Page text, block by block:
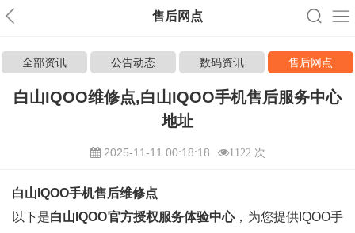
售后网点
全部资讯 公告动态 数码资讯 售后网点
白山IQOO维修点,白山IQOO手机售后服务中心
地址
2025-11-11 00:18:18 1122 次
白山IQOO手机售后维修点
以下是白山IQOO官方授权服务体验中心，为您提供IQOO手